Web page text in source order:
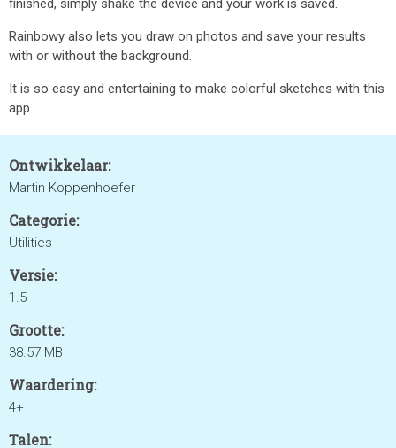
finished, simply shake the device and your work is saved.
Rainbowy also lets you draw on photos and save your results
with or without the background.
It is so easy and entertaining to make colorful sketches with this
app.
Ontwikkelaar:
Martin Koppenhoefer
Categorie:
Utilities
Versie:
1.5
Grootte:
38.57 MB
Waardering:
4+
Talen: